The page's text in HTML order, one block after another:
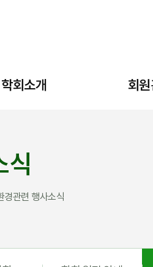
학회소개 회
식
경관련 행사소식